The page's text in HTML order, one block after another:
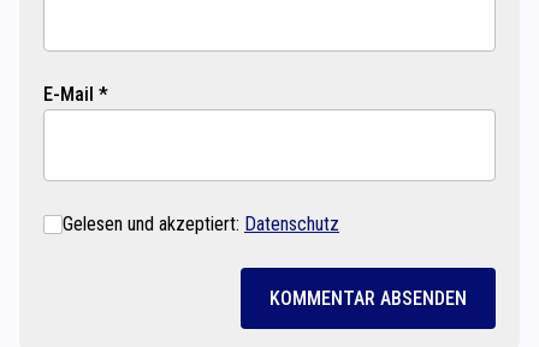
E-Mail *
Gelesen und akzeptiert: Datenschutz
KOMMENTAR ABSENDEN